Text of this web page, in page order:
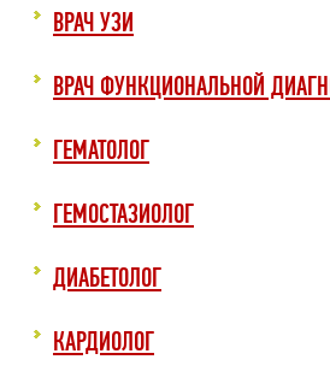
ВРАЧ УЗИ
ВРАЧ ФУНКЦИОНАЛЬНОЙ
ГЕМАТОЛОГ
ГЕМОСТАЗИОЛОГ
ДИАБЕТОЛОГ
КАРДИОЛОГ